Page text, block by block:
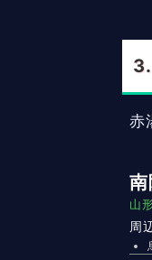
赤
南
山
周